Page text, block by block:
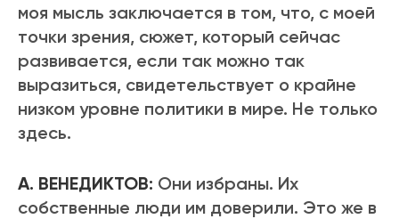
моя мысль заключается в том, что, с моей
точки зрения, сюжет, который сейчас
развивается, если так можно так
выразиться, свидетельствует о крайне
низком уровне политики в мире. Не только
здесь.
А. ВЕНЕДИКТОВ: Они избраны. Их
собственные люди им доверили. Это же в